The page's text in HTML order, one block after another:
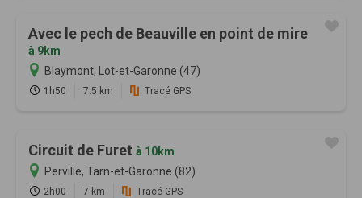
Avec le pech de Beauville en point de mire
à 9km
Blaymont, Lot-et-Garonne (47)
1h50 7.5 km Tracé GPS
Circuit de Furet à 10km
Perville, Tarn-et-Garonne (82)
2h00 7 km Tracé GPS